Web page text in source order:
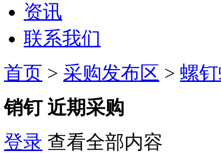
资讯
联系我们
首页 > 采购发布区 > 螺
销钉 近期采购
登录 查看全部内容